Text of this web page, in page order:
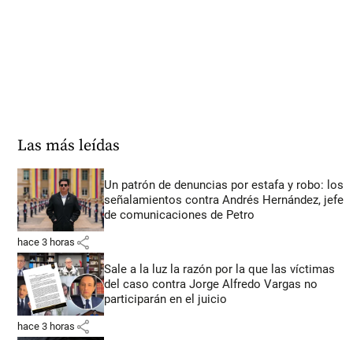
Las más leídas
Un patrón de denuncias por estafa y robo: los
señalamientos contra Andrés Hernández, jefe
de comunicaciones de Petro
hace 3 horas share
Sale a la luz la razón por la que las víctimas
del caso contra Jorge Alfredo Vargas no
participarán en el juicio
hace 3 horas share